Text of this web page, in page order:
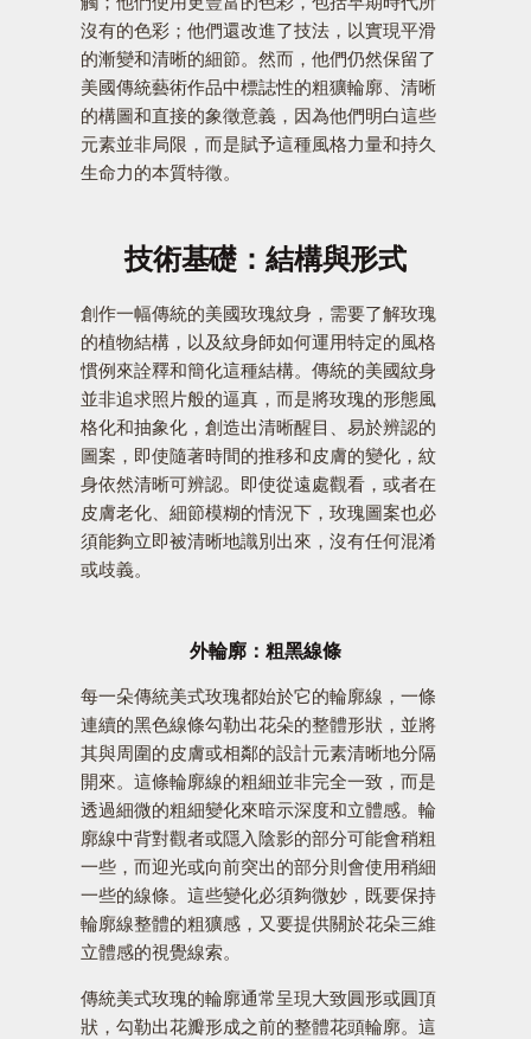
沒有的色彩；他們還改進了技法，以實現平滑
的漸變和清晰的細節。然而，他們仍然保留了
美國傳統藝術作品中標誌性的粗獷輪廓、清晰
的構圖和直接的象徵意義，因為他們明白這些
元素並非局限，而是賦予這種風格力量和持久
生命力的本質特徵。
技術基礎：結構與形式
創作一幅傳統的美國玫瑰紋身，需要了解玫瑰
的植物結構，以及紋身師如何運用特定的風格
慣例來詮釋和簡化這種結構。傳統的美國紋身
並非追求照片般的逼真，而是將玫瑰的形態風
格化和抽象化，創造出清晰醒目、易於辨認的
圖案，即使隨著時間的推移和皮膚的變化，紋
身依然清晰可辨認。即使從遠處觀看，或者在
皮膚老化、細節模糊的情況下，玫瑰圖案也必
須能夠立即被清晰地識別出來，沒有任何混淆
或歧義。
外輪廓：粗黑線條
每一朵傳統美式玫瑰都始於它的輪廓線，一條
連續的黑色線條勾勒出花朵的整體形狀，並將
其與周圍的皮膚或相鄰的設計元素清晰地分隔
開來。這條輪廓線的粗細並非完全一致，而是
透過細微的粗細變化來暗示深度和立體感。輪
廓線中背對觀者或隱入陰影的部分可能會稍粗
一些，而迎光或向前突出的部分則會使用稍細
一些的線條。這些變化必須夠微妙，既要保持
輪廓線整體的粗獷感，又要提供關於花朵三維
立體感的視覺線索。
傳統美式玫瑰的輪廓通常呈現大致圓形或圓頂
狀，勾勒出花瓣形成之前的整體花頭輪廓。這